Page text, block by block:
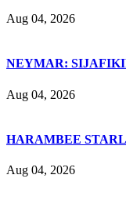
Aug 04, 2026
NEYMAR:
Aug 04, 2026
HARAMBEE
Aug 04, 2026